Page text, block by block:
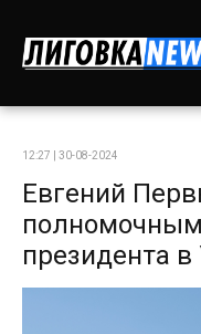
12:27 | 30-08-2024
Евгений
президента в